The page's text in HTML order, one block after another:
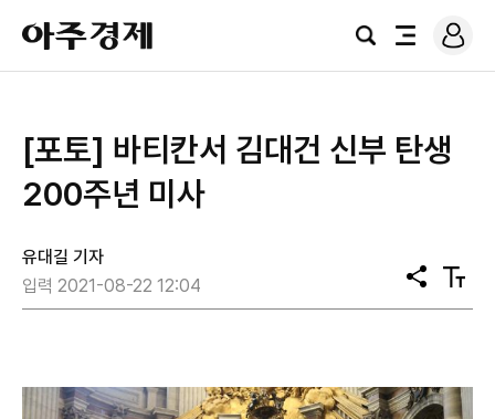
아
주
경
검
전
로
그
[포토] 바티칸서 김대건 신부 탄생
200주년 미사
유대길 기자
입력 2021-08-22 12:04
공
유
텍
스